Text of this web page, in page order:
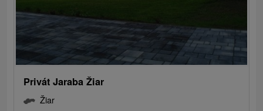
Privát Jaraba Žiar
Žiar